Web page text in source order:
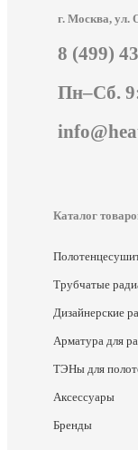
г. Москва, ул.
8 (499)
Пн–Сб.
Каталог
Трубчатые
Дизайнерские
Арматура для
ТЭНы для
Аксессуары
Бренды